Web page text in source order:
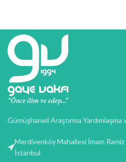
Gümüşhaneli Araştırma Yardımlaşma
Merdivenköy Mahallesi İmam
İstanbul